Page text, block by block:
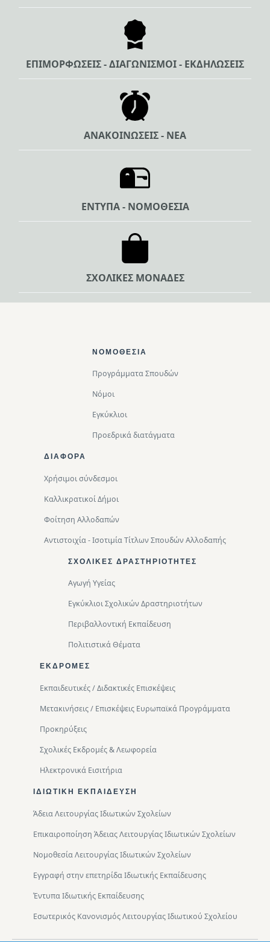
ΕΠΙΜΟΡΦΩΣΕΙΣ - ΔΙΑΓΩΝΙΣΜΟΙ - ΕΚΔΗΛΩΣΕΙΣ
ΑΝΑΚΟΙΝΩΣΕΙΣ - ΝΕΑ
ΕΝΤΥΠΑ - ΝΟΜΟΘΕΣΙΑ
ΣΧΟΛΙΚΕΣ ΜΟΝΑΔΕΣ
ΝΟΜΟΘΕΣΊΑ
Προγράμματα Σπουδών
Νόμοι
Εγκύκλιοι
Προεδρικά διατάγματα
ΔΙΑΦΟΡΑ
Χρήσιμοι σύνδεσμοι
Καλλικρατικοί Δήμοι
Φοίτηση Αλλοδαπών
Αντιστοιχία - Ισοτιμία Τίτλων Σπουδών Αλλοδαπής
ΣΧΟΛΙΚΈΣ ΔΡΑΣΤΗΡΙΌΤΗΤΕΣ
Αγωγή Υγείας
Εγκύκλιοι Σχολικών Δραστηριοτήτων
Περιβαλλοντική Eκπαίδευση
Πολιτιστικά Θέματα
ΕΚΔΡΟΜΈΣ
Εκπαιδευτικές / Διδακτικές Επισκέψεις
Μετακινήσεις / Επισκέψεις Ευρωπαϊκά Προγράμματα
Προκηρύξεις
Σχολικές Εκδρομές & Λεωφορεία
Ηλεκτρονικά Εισιτήρια
ΙΔΙΩΤΙΚΉ ΕΚΠΑΊΔΕΥΣΗ
Άδεια Λειτουργίας Ιδιωτικών Σχολείων
Επικαιροποίηση Άδειας Λειτουργίας Ιδιωτικών Σχολείων
Νομοθεσία Λειτουργίας Ιδιωτικών Σχολείων
Εγγραφή στην επετηρίδα Ιδιωτικής Εκπαίδευσης
Έντυπα Ιδιωτικής Εκπαίδευσης
Εσωτερικός Κανονισμός Λειτουργίας Ιδιωτικού Σχολείου